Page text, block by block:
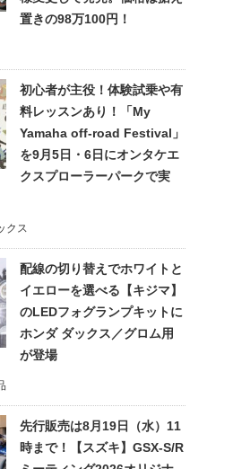
置きの98万100円！
初心者が主役！体験試乗や有
料レッスンあり！「My
Yamaha off-road Festival」
を9月5日・6日にオンタケエ
クスプローラーパークで実
クス
配線の切り替えでホワイトと
イエローを選べる【キジマ】
のLEDフォグランプキットに
ホンダ ダックス／グロム用
が登場
先行販売は8月19日（水）11
時まで！【スズキ】GSX-S/R